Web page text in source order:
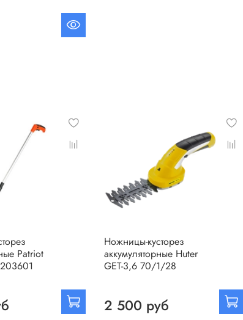
Patriot
Ножницы-кусторез
аккумуляторные Huter
GET-3,6 70/1/28
2 500 руб